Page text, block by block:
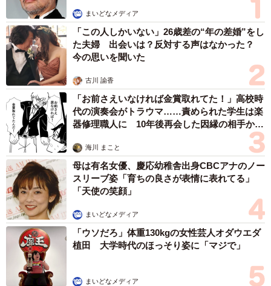
また、費用の問題で避妊去勢手術ができず、その結果どん
どん繁殖していき、多頭飼育崩壊に至ってしまうケースも
あります。
ペットが病気や怪我をしても診療を受けさせてあげられな
いとなっては、ペットにも受給者にも不幸な結末になりま
す。病気や怪我になることのないよう、ペットの健康管理
や安全には特に注意を払っていく必要があるでしょう。避
妊去勢手術については、お住いの自治体に助成制度がある
こともあります。助成の内容は自治体によって異なります
ので、問い合わせてみてください。
金銭的理由からペットを飼うことが困難となった結果、生
活保護による生活が維持できなくなってしまった場合は、
ケースワーカーからペットの飼育について何らかの指導が
入ることも考えられるところです。指導に従わなかった場
合、保護の変更、停止又は廃止となる可能性もあります。
まいどなメディア
「この人しかいない」26歳差の“年の差婚”をし
た夫婦 出会いは？反対する声はなかった？
今の思いを聞いた
古川 諭香
「お前さえいなければ金賞取れてた！」高校時
代の演奏会がトラウマ……責められた学生は楽
器修理職人に 10年後再会した因縁の相手から
海川 まこと
母は有名女優、慶応幼稚舎出身CBCアナのノー
スリーブ姿「育ちの良さが表情に表れてる」
「天使の笑顔」
まいどなメディア
「ウソだろ」体重130kgの女性芸人オダウエダ
植田 大学時代のほっそり姿に「マジで」
まいどなメディア